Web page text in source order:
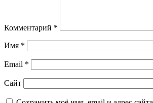
Комментарий *
Имя *
Email *
Сайт